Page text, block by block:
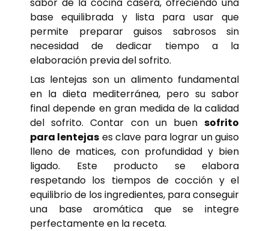
base equilibrada y lista para usar que
permite preparar guisos sabrosos sin
necesidad de dedicar tiempo a la
elaboración previa del sofrito.
Las lentejas son un alimento fundamental
en la dieta mediterránea, pero su sabor
final depende en gran medida de la calidad
del sofrito. Contar con un buen sofrito
para lentejas es clave para lograr un guiso
lleno de matices, con profundidad y bien
ligado. Este producto se elabora
respetando los tiempos de cocción y el
equilibrio de los ingredientes, para conseguir
una base aromática que se integre
perfectamente en la receta.